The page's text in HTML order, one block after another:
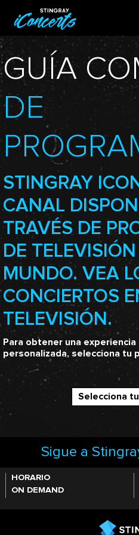
GUÍA
DE
STINGRAY
CANAL
TRAVÉS DE
DE
MUNDO. VEA
CONCIERTOS
TELEVISIÓN.
Para obtener una experiencia
personalizada, selecciona tu
Selecciona
Sigue a
HORARIO
ON DEMAND